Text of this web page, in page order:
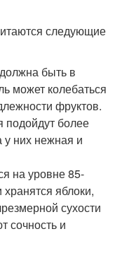
следующие
быть в
может колебаться
фруктов.
подойдут более
у них нежная и
на уровне 85-
яблоки,
сухости
сочность и